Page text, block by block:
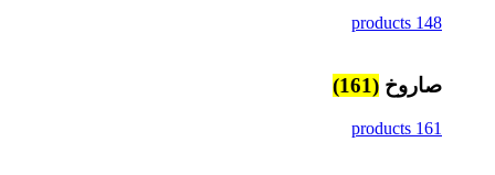
148 products
صاروخ (161)
161 products